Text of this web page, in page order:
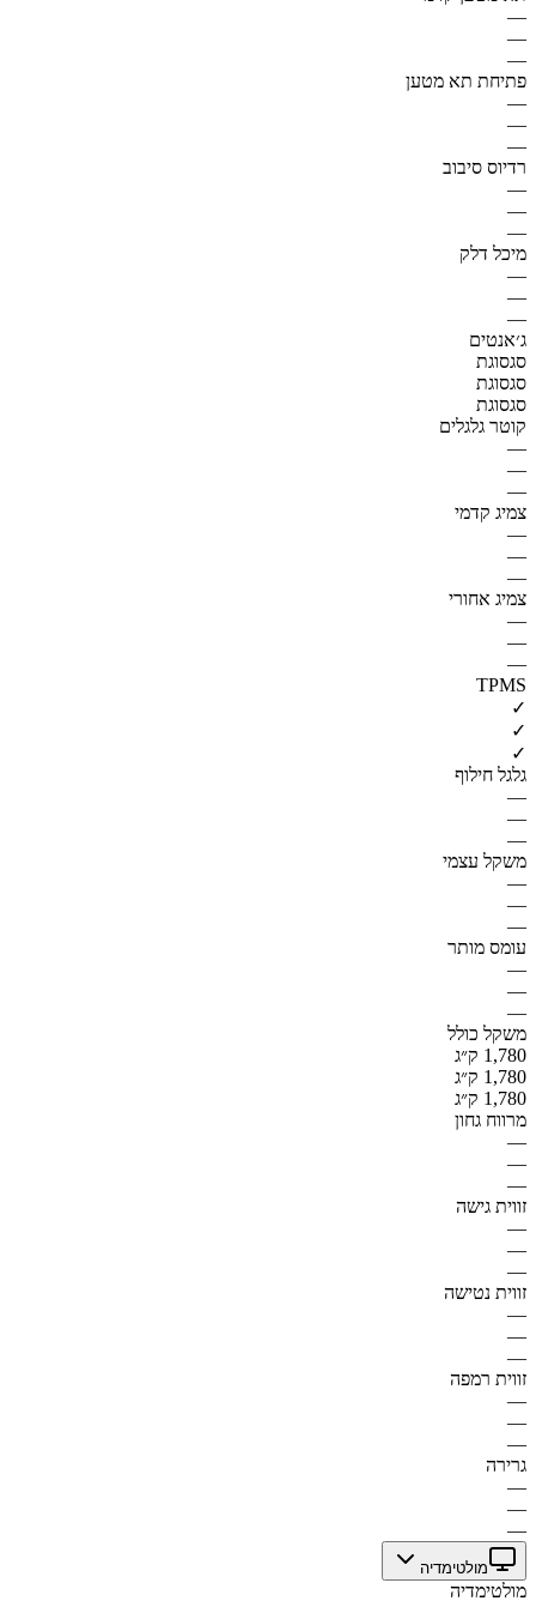
—
—
—
פתיחת תא מטען
—
—
—
רדיוס סיבוב
—
—
—
מיכל דלק
—
—
—
ג׳אנטים
סגסוגת
סגסוגת
סגסוגת
קוטר גלגלים
—
—
—
צמיג קדמי
—
—
—
צמיג אחורי
—
—
—
TPMS
✓
✓
✓
גלגל חילוף
—
—
—
משקל עצמי
—
—
—
עומס מותר
—
—
—
משקל כולל
1,780 ק״ג
1,780 ק״ג
1,780 ק״ג
מרווח גחון
—
—
—
זווית גישה
—
—
—
זווית נטישה
—
—
—
זווית רמפה
—
—
—
גרירה
—
—
—
מולטימדיה
מולטימדיה